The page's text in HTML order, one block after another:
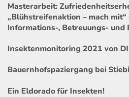
Masterarbeit:
„Blühstreifenaktion – mach
Informations-, Betreuungs- und
Insektenmonitoring 2021 von
Bauernhofspaziergang bei
Ein Eldorado für Insekten!